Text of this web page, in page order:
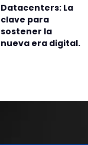
Datacenters: La
clave para
sostener la
nueva era digital.